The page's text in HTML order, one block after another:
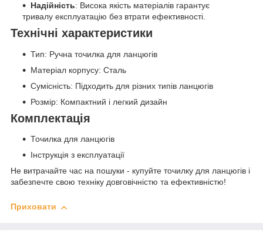
Надійність: Висока якість матеріалів гарантує
тривалу експлуатацію без втрати ефективності.
Технічні характеристики
Тип: Ручна точилка для ланцюгів
Матеріал корпусу: Сталь
Сумісність: Підходить для різних типів ланцюгів
Розмір: Компактний і легкий дизайн
Комплектація
Точилка для ланцюгів
Інструкція з експлуатації
Не витрачайте час на пошуки - купуйте точилку для ланцюгів і
забезпечте свою техніку довговічністю та ефективністю!
Приховати